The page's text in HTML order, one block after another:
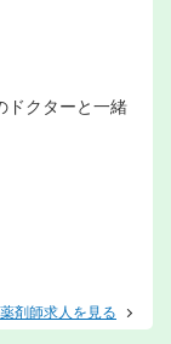
ドクターと一緒
剤師求人を見る